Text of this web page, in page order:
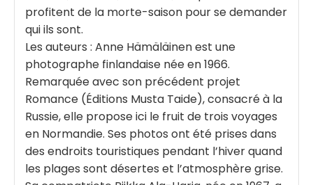
profitent de la morte-saison pour se demander
qui ils sont.
Les auteurs : Anne Hämäläinen est une
photographe finlandaise née en 1966.
Remarquée avec son précédent projet
Romance (Éditions Musta Taide), consacré à la
Russie, elle propose ici le fruit de trois voyages
en Normandie. Ses photos ont été prises dans
des endroits touristiques pendant l’hiver quand
les plages sont désertes et l’atmosphère grise.